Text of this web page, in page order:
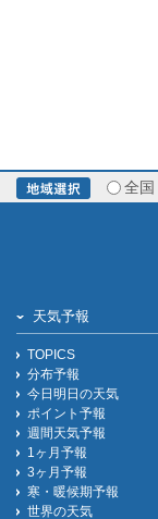
全国
天気予報
TOPICS
分布予報
今日明日の天気
ポイント予報
週間天気予報
1ヶ月予報
3ヶ月予報
寒・暖候期予報
世界の天気